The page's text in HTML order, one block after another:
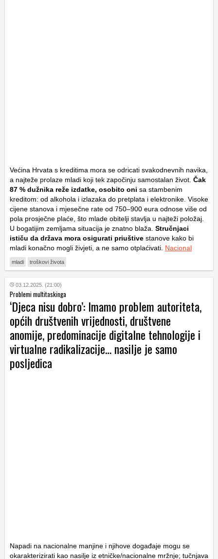
Većina Hrvata s kreditima mora se odricati svakodnevnih navika,
a najteže prolaze mladi koji tek započinju samostalan život. Čak
87 % dužnika reže izdatke, osobito oni sa stambenim
kreditom: od alkohola i izlazaka do pretplata i elektronike. Visoke
cijene stanova i mjesečne rate od 750–900 eura odnose više od
pola prosječne plaće, što mlade obitelji stavlja u najteži položaj.
U bogatijim zemljama situacija je znatno blaža. Stručnjaci
ističu da država mora osigurati priuštive stanove kako bi
mladi konačno mogli živjeti, a ne samo otplaćivati. Nacional
mladi troškovi života
03.12.2025. (21:00)
Problemi multitaskinga
‘Djeca nisu dobro’: Imamo problem autoriteta,
općih društvenih vrijednosti, društvene
anomije, predominacije digitalne tehnologije i
virtualne radikalizacije… nasilje je samo
posljedica
Napadi na nacionalne manjine i njihove događaje mogu se
okarakterizirati kao nasilje iz etničke/nacionalne mržnje; tučnjava